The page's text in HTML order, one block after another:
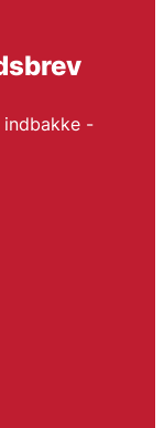
indbakke -